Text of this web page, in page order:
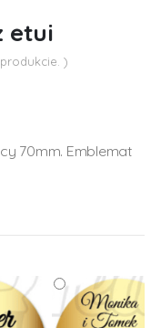
etui
)
70mm. Emblemat